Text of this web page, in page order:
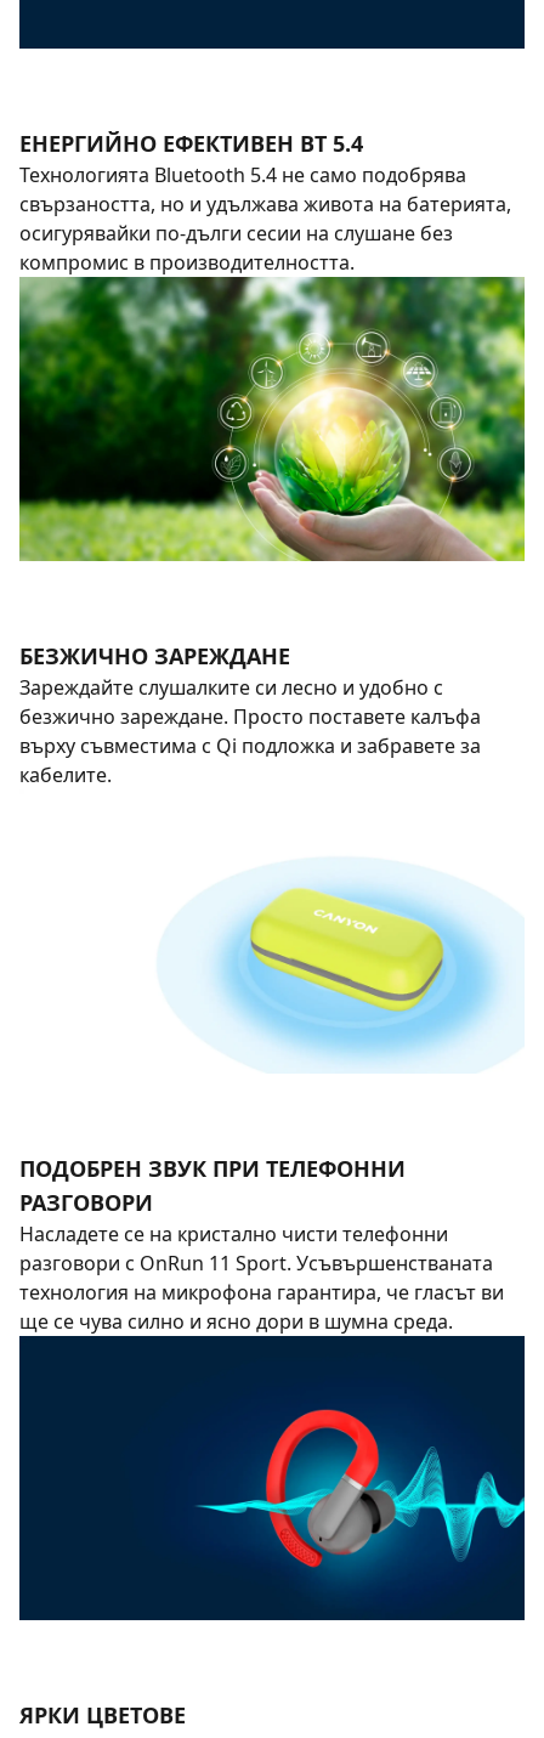
ЕНЕРГИЙНО ЕФЕКТИВЕН BT 5.4
Технологията Bluetooth 5.4 не само подобрява
свързаността, но и удължава живота на батерията,
осигурявайки по-дълги сесии на слушане без
компромис в производителността.
БЕЗЖИЧНО ЗАРЕЖДАНЕ
Зареждайте слушалките си лесно и удобно с
безжично зареждане. Просто поставете калъфа
върху съвместима с Qi подложка и забравете за
кабелите.
ПОДОБРЕН ЗВУК ПРИ ТЕЛЕФОННИ
РАЗГОВОРИ
Насладете се на кристално чисти телефонни
разговори с OnRun 11 Sport. Усъвършенстваната
технология на микрофона гарантира, че гласът ви
ще се чува силно и ясно дори в шумна среда.
ЯРКИ ЦВЕТОВЕ